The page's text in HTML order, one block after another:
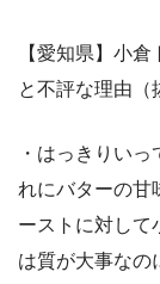
【愛知県】小
と不評な理由（
・はっきりい
れにバターの甘
ーストに対して
は質が大事なの